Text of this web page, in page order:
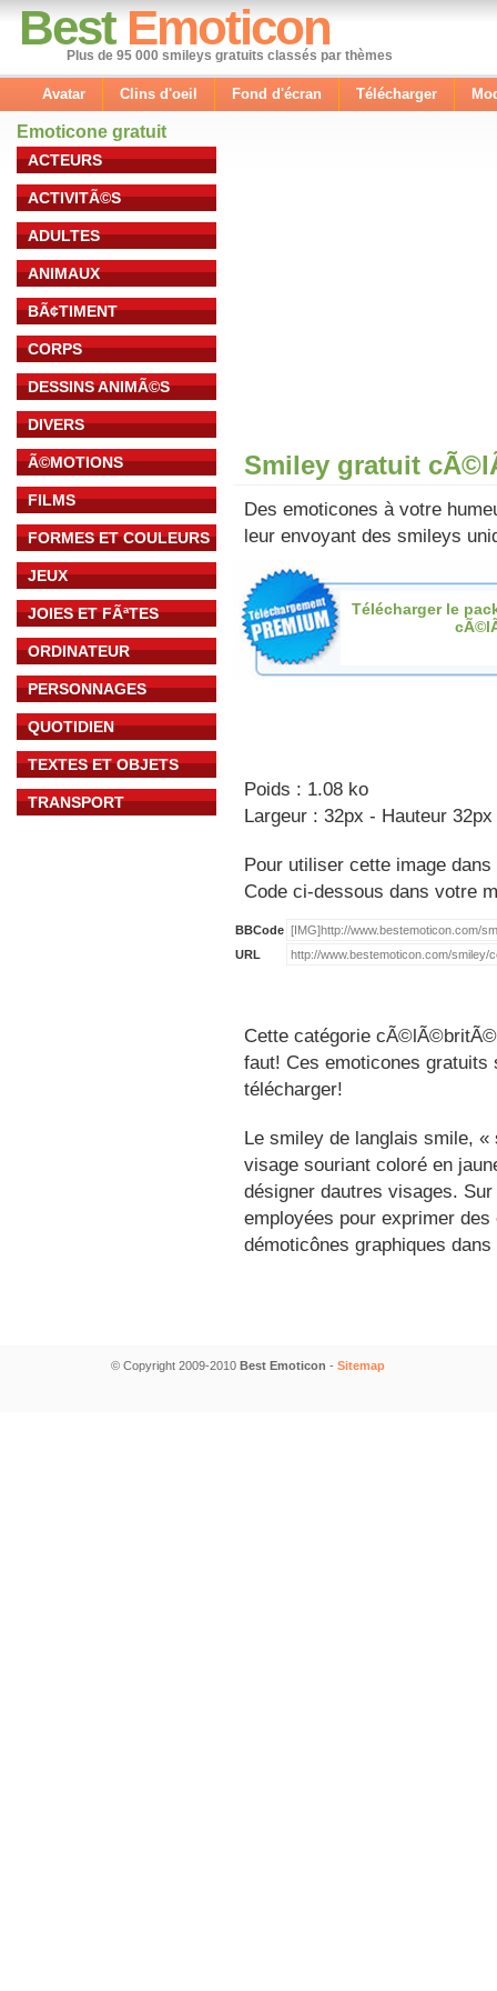
Best Emoticon
Plus de 95 000 smileys gratuits classés par thèmes
Avatar Clins d'oeil Fond d'écran Télécharger
Emoticone gratuit
ACTEURS
ACTIVITÃ©S
ADULTES
ANIMAUX
BÃ¢TIMENT
CORPS
DESSINS ANIMÃ©S
DIVERS
Ã©MOTIONS
FILMS
FORMES ET COULEURS
JEUX
JOIES ET FÃªTES
ORDINATEUR
PERSONNAGES
QUOTIDIEN
TEXTES ET OBJETS
TRANSPORT
Smiley gratuit
Des emoticones à votre
leur envoyant des smileys
Télécharger le
Poids : 1.08 ko
Largeur : 32px - Hauteur 32px
Pour utiliser cette image
Code ci-dessous dans votre
BBCode
URL
Cette catégorie
faut! Ces emoticones
télécharger!
Le smiley de langlais smile,
visage souriant coloré en
désigner dautres visages.
employées pour exprimer
démoticônes graphiques
© Copyright 2009-2010 Best Emoticon - Sitemap